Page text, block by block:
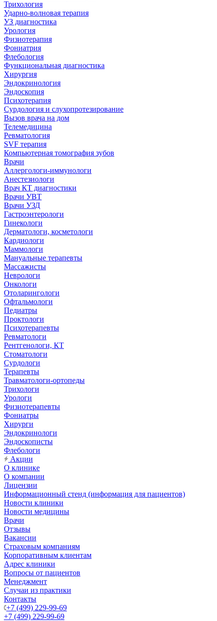
Трихология
Ударно-волновая терапия
УЗ диагностика
Урология
Физиотерапия
Фониатрия
Флебология
Функциональная диагностика
Хирургия
Эндокринология
Эндоскопия
Психотерапия
Сурдология и слухопротезирование
Вызов врача на дом
Телемедицина
Ревматология
SVF терапия
Компьютерная томография зубов
Врачи
Аллергологи-иммунологи
Анестезиологи
Врач КТ диагностики
Врачи УВТ
Врачи УЗД
Гастроэнтерологи
Гинекологи
Дерматологи, косметологи
Кардиологи
Маммологи
Мануальные терапевты
Массажисты
Неврологи
Онкологи
Отоларингологи
Офтальмологи
Педиатры
Проктологи
Психотерапевты
Ревматологи
Рентгенологи, КТ
Стоматологи
Сурдологи
Терапевты
Травматологи-ортопеды
Трихологи
Урологи
Физиотерапевты
Фониатры
Хирурги
Эндокринологи
Эндоскописты
Флебологи
Акции
О клинике
О компании
Лицензии
Информационный стенд (информация для пациентов)
Новости клиники
Новости медицины
Врачи
Отзывы
Вакансии
Страховым компаниям
Корпоративным клиентам
Адрес клиники
Вопросы от пациентов
Менеджмент
Случаи из практики
Контакты
+7 (499) 229-99-69
+7 (499) 229-99-69